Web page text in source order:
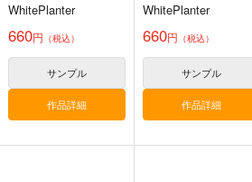
WhitePlanter
660円 （税込）
サンプル
作品詳細
WhitePlanter
660円 （税込）
サンプル
作品詳細